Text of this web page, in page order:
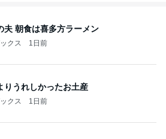
夫 朝食は喜多方ラーメン
クス 1日前
りうれしかったお土産
クス 1日前